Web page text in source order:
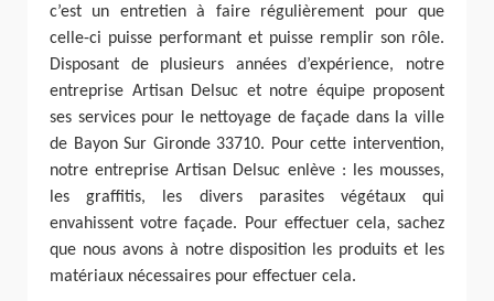
c’est un entretien à faire régulièrement pour que
celle-ci puisse performant et puisse remplir son rôle.
Disposant de plusieurs années d’expérience, notre
entreprise Artisan Delsuc et notre équipe proposent
ses services pour le nettoyage de façade dans la ville
de Bayon Sur Gironde 33710. Pour cette intervention,
notre entreprise Artisan Delsuc enlève : les mousses,
les graffitis, les divers parasites végétaux qui
envahissent votre façade. Pour effectuer cela, sachez
que nous avons à notre disposition les produits et les
matériaux nécessaires pour effectuer cela.